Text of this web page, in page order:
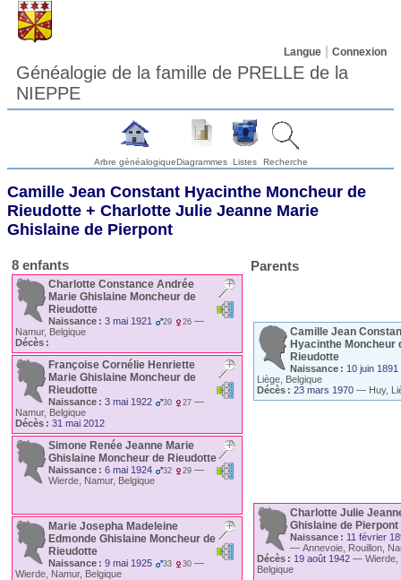
Langue Connexion
Généalogie de la famille de PRELLE de la
NIEPPE
Arbre généalogiqueDiagrammes Listes Recherche
Camille Jean Constant Hyacinthe Moncheur de
Rieudotte + Charlotte Julie Jeanne Marie
Ghislaine de Pierpont
8 enfants
Charlotte Constance Andrée
Marie Ghislaine Moncheur de
Rieudotte
Naissance : 3 mai 1921 29 26 —
Namur, Belgique
Décès :
Françoise Cornélie Henriette
Marie Ghislaine Moncheur de
Rieudotte
Naissance : 3 mai 1922 30 27 —
Namur, Belgique
Décès : 31 mai 2012
Simone Renée Jeanne Marie
Ghislaine Moncheur de Rieudotte
Naissance : 6 mai 1924 32 29 —
Wierde, Namur, Belgique
Marie Josepha Madeleine
Edmonde Ghislaine Moncheur de
Rieudotte
Naissance : 9 mai 1925 33 30 —
Wierde, Namur, Belgique
Parents
Camille Jean
Hyacinthe Moncheur
Rieudotte
Naissance : 10 juin 1891
Liège, Belgique
Décès : 23 mars 1970 — Huy,
Charlotte Julie
Ghislaine de Pierpont
Naissance : 11 février
— Annevoie, Rouillon,
Décès : 19 août 1942 — Wierde,
Belgique